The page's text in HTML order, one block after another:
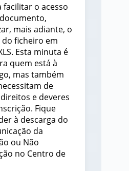
facilitar o acesso
mais adiante, o
ficheiro em
Esta minuta é
quem está à
mas também
de
e deveres
Fique
à descarga do
da
ou Não
no Centro de